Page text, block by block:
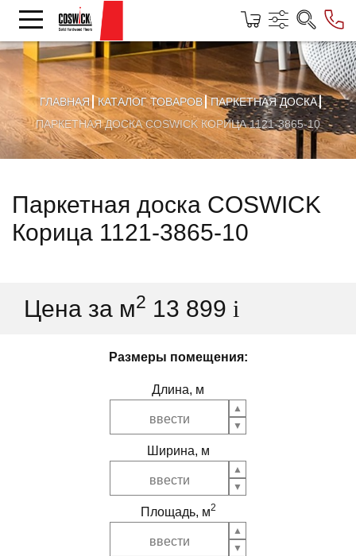
ГЛАВНАЯ КАТАЛОГ ТОВАРОВ
ПАРКЕТНАЯ ДОСКА
ПАРКЕТНАЯ ДОСКА COSWICK КОРИЦА 1121-3865-10
Паркетная доска COSWICK
Корица 1121-3865-10
Цена за м2 13 899 i
Размеры помещения:
Длина, м
Ширина, м
Площадь, м2